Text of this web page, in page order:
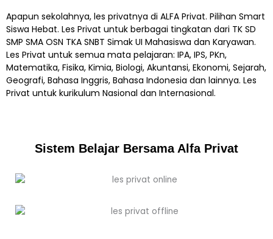
Apapun sekolahnya, les privatnya di ALFA Privat. Pilihan Smart
Siswa Hebat. Les Privat untuk berbagai tingkatan dari TK SD
SMP SMA OSN TKA SNBT Simak UI Mahasiswa dan Karyawan.
Les Privat untuk semua mata pelajaran: IPA, IPS, PKn,
Matematika, Fisika, Kimia, Biologi, Akuntansi, Ekonomi, Sejarah,
Geografi, Bahasa Inggris, Bahasa Indonesia dan lainnya. Les
Privat untuk kurikulum Nasional dan Internasional.
Sistem Belajar Bersama Alfa Privat